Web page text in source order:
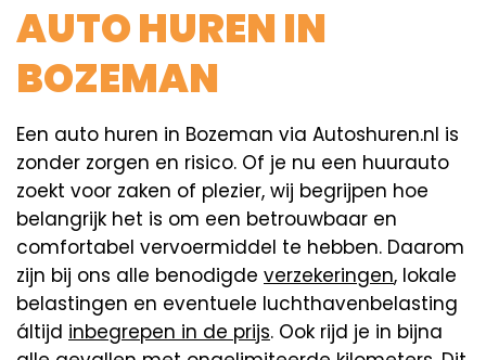
AUTO HUREN IN
BOZEMAN
Een auto huren in Bozeman via Autoshuren.nl is
zonder zorgen en risico. Of je nu een huurauto
zoekt voor zaken of plezier, wij begrijpen hoe
belangrijk het is om een betrouwbaar en
comfortabel vervoermiddel te hebben. Daarom
zijn bij ons alle benodigde verzekeringen, lokale
belastingen en eventuele luchthavenbelasting
áltijd inbegrepen in de prijs. Ook rijd je in bijna